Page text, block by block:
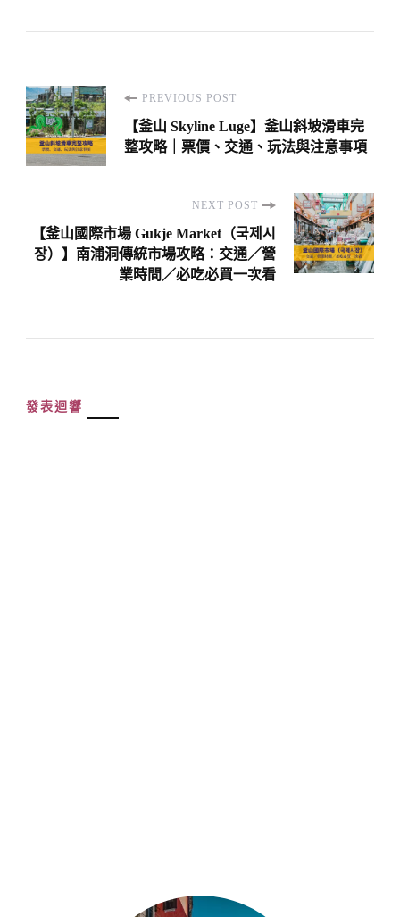
Post
Navigation
PREVIOUS POST
【釜山 Skyline Luge】釜山斜坡滑車完
整攻略｜票價、交通、玩法與注意事項
NEXT POST
【釜山國際市場 Gukje Market（국제시
장）】南浦洞傳統市場攻略：交通／營
業時間／必吃必買一次看
發表迴響